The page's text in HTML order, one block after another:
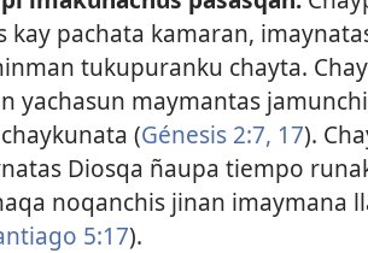
kay pachata kamaran,
tukupuranku chayta.
yachasun maymantas
(Génesis 2:7, 17).
Diosqa ñaupa tiempo
noqanchis jinan imaymana
5:17).